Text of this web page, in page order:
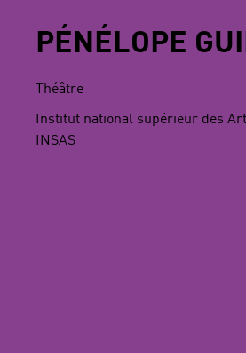
PÉNÉLOPE
Théâtre
Institut national supérieur des
INSAS